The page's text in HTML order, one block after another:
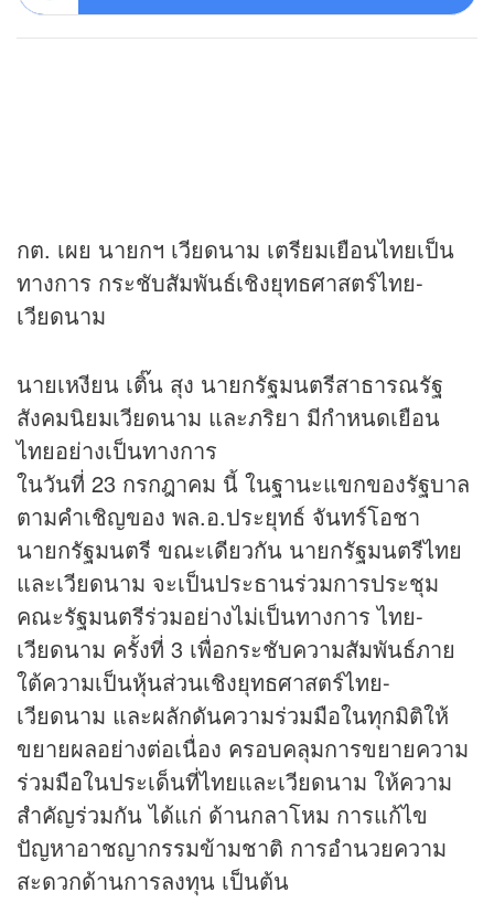
กต. เผย นายกฯ เวียดนาม เตรียมเยือนไทยเป็น
ทางการ กระชับสัมพันธ์เชิงยุทธศาสตร์ไทย-
เวียดนาม
นายเหงียน เติ๊น สุง นายกรัฐมนตรีสาธารณรัฐ
สังคมนิยมเวียดนาม และภริยา มีกำหนดเยือน
ไทยอย่างเป็นทางการ
ในวันที่ 23 กรกฎาคม นี้ ในฐานะแขกของรัฐบาล
ตามคำเชิญของ พล.อ.ประยุทธ์ จันทร์โอชา
นายกรัฐมนตรี ขณะเดียวกัน นายกรัฐมนตรีไทย
และเวียดนาม จะเป็นประธานร่วมการประชุม
คณะรัฐมนตรีร่วมอย่างไม่เป็นทางการ ไทย-
เวียดนาม ครั้งที่ 3 เพื่อกระชับความสัมพันธ์ภาย
ใต้ความเป็นหุ้นส่วนเชิงยุทธศาสตร์ไทย-
เวียดนาม และผลักดันความร่วมมือในทุกมิติให้
ขยายผลอย่างต่อเนื่อง ครอบคลุมการขยายความ
ร่วมมือในประเด็นที่ไทยและเวียดนาม ให้ความ
สำคัญร่วมกัน ได้แก่ ด้านกลาโหม การแก้ไข
ปัญหาอาชญากรรมข้ามชาติ การอำนวยความ
สะดวกด้านการลงทุน เป็นต้น